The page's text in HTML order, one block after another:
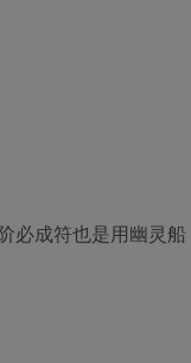
必成符也是用幽灵船